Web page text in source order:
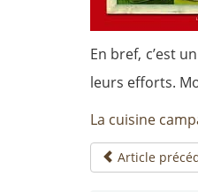
En bref, c’est
leurs efforts.
La cuisine
Article